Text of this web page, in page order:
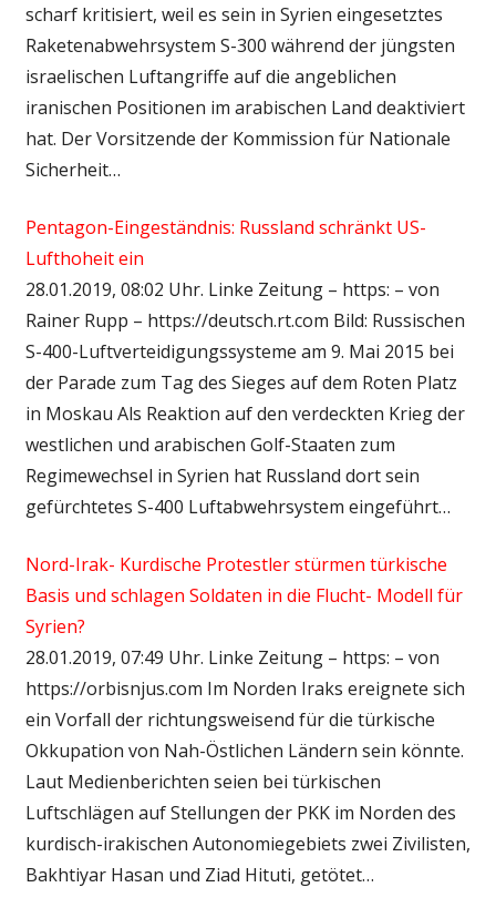
scharf kritisiert, weil es sein in Syrien eingesetztes
Raketenabwehrsystem S-300 während der jüngsten
israelischen Luftangriffe auf die angeblichen
iranischen Positionen im arabischen Land deaktiviert
hat. Der Vorsitzende der Kommission für Nationale
Sicherheit…
Pentagon-Eingeständnis: Russland schränkt US-
Lufthoheit ein
28.01.2019, 08:02 Uhr. Linke Zeitung – https: – von
Rainer Rupp – https://deutsch.rt.com Bild: Russischen
S-400-Luftverteidigungssysteme am 9. Mai 2015 bei
der Parade zum Tag des Sieges auf dem Roten Platz
in Moskau Als Reaktion auf den verdeckten Krieg der
westlichen und arabischen Golf-Staaten zum
Regimewechsel in Syrien hat Russland dort sein
gefürchtetes S-400 Luftabwehrsystem eingeführt…
Nord-Irak- Kurdische Protestler stürmen türkische
Basis und schlagen Soldaten in die Flucht- Modell für
Syrien?
28.01.2019, 07:49 Uhr. Linke Zeitung – https: – von
https://orbisnjus.com Im Norden Iraks ereignete sich
ein Vorfall der richtungsweisend für die türkische
Okkupation von Nah-Östlichen Ländern sein könnte.
Laut Medienberichten seien bei türkischen
Luftschlägen auf Stellungen der PKK im Norden des
kurdisch-irakischen Autonomiegebiets zwei Zivilisten,
Bakhtiyar Hasan und Ziad Hituti, getötet…